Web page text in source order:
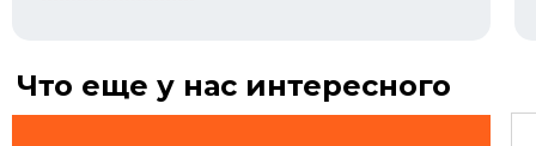
правильно реагировать в
нестандартных ситуациях. Теперь
понимаю, насколько важно эти навыки
Что еще у нас интересного